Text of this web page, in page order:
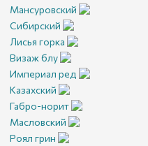
Мансуровский
Сибирский
Лисья горка
Визаж блу
Империал ред
Казахский
Габро-норит
Масловский
Роял грин